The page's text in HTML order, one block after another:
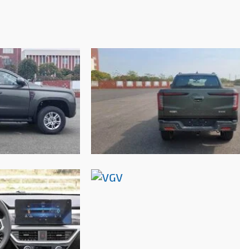
-
-
5370 мм
1890 мм
1890 мм
3230 мм